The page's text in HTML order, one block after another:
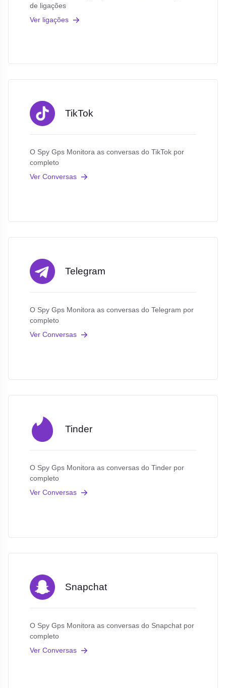
de ligações
Ver ligações
TikTok
O Spy Gps Monitora as conversas do TikTok por
completo
Ver Conversas
Telegram
O Spy Gps Monitora as conversas do Telegram por
completo
Ver Conversas
Tinder
O Spy Gps Monitora as conversas do Tinder por
completo
Ver Conversas
Snapchat
O Spy Gps Monitora as conversas do Snapchat por
completo
Ver Conversas